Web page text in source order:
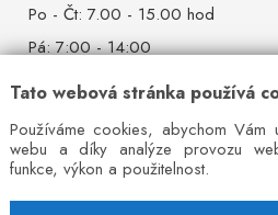
Tato webová stránka používá
Používáme cookies, abychom Vám
webu a díky analýze provozu
funkce, výkon a použitelnost.
Po - Čt: 7.00 - 15.00 hod
Pá: 7:00 - 14:00
So - Ne: zavřeno
Mobil:+420 777 642 384
Pevná linka: +420 544 527 521